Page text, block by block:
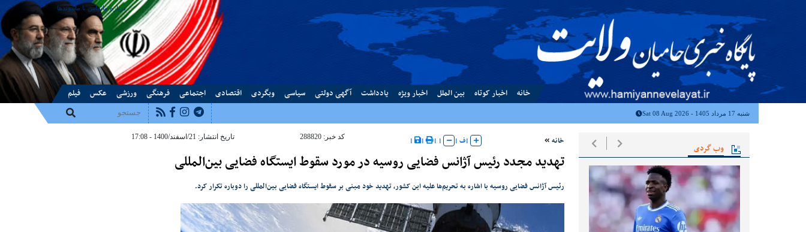
درباره ماتماس با ماپیوندها
خانه اخبار کوتاه بین الملل اخبار ویژه یادداشت آگهی دولتی سیاسی وبگردی اقتصادی اجتماعی فرهنگی ورزشی عکس فیلم
شنبه 17 مرداد 1405 - Sat 08 Aug 2026
وب گردی
خانه |ف|
|
|
|
| کد خبر: 288820 تاریخ انتشار: 21/اسفند/1400 - 17:08
تهدید مجدد رئیس آژانس فضایی روسیه در مورد سقوط ایستگاه فضایی بین‌المللی
رئیس آژانس فضایی روسیه با اشاره به تحریم‌ها علیه این کشور، تهدید خود مبنی بر سقوط ایستگاه فضایی بین‌المللی را دوباره تکرار کرد.